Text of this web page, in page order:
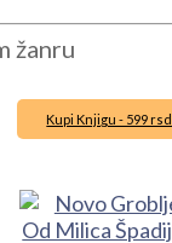
žanru
Kupi Knjigu - 599 rsd